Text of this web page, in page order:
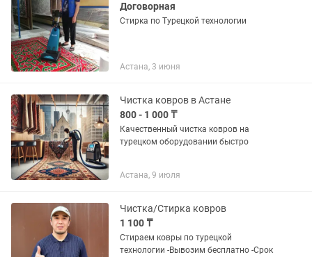
Договорная
Стирка по Турецкой технологии
Астана, 3 июня
Чистка ковров в Астане
800 - 1 000 ₸
Качественный чистка ковров на
турецком оборудовании быстро
Астана, 9 июля
Чистка/Стирка ковров
1 100 ₸
Стираем ковры по турецкой
технологии -Вывозим бесплатно -Срок